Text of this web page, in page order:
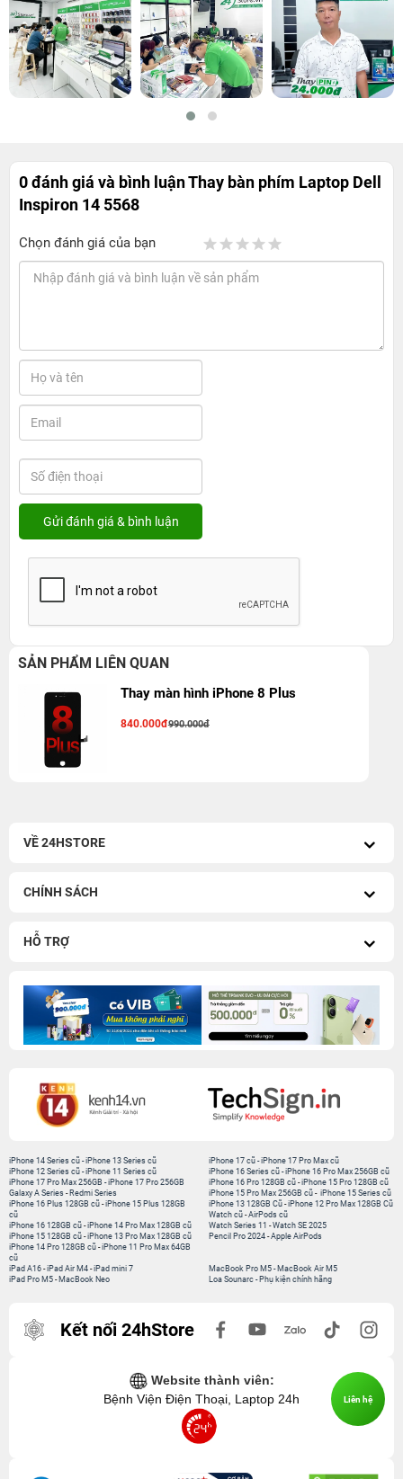
0 đánh giá và bình luậnThay bàn phím Laptop Dell
Inspiron 14 5568
Chọn đánh giá của bạn
SẢN PHẨM LIÊN QUAN
Thay màn hình iPhone 8 Plus
840.000đ990.000đ
VỀ 24HSTORE
CHÍNH SÁCH
HỖ TRỢ
iPhone 14 Series cũ -iPhone 13 Series cũ
iPhone 12 Series cũ -iPhone 11 Series cũ
iPhone 17 Pro Max 256GB -iPhone 17 Pro 256GB
Galaxy A Series - Redmi Series
iPhone 17 cũ-iPhone 17 Pro Max cũ
iPhone 16 Series cũ- iPhone 16 Pro Max 256GB cũ
iPhone 16 Pro 128GB cũ-iPhone 15 Pro 128GB cũ
iPhone 15 Pro Max 256GB cũ- iPhone 15 Series cũ
iPhone 16 Plus 128GB cũ -iPhone 15 Plus 128GB
cũ
iPhone 16 128GB cũ -iPhone 14 Pro Max 128GB cũ
iPhone 15 128GB cũ -iPhone 13 Pro Max 128GB cũ
iPhone 14 Pro 128GB cũ -iPhone 11 Pro Max 64GB
cũ
iPhone 13 128GB Cũ-iPhone 12 Pro Max 128GB Cũ
Watch cũ-AirPods cũ
Watch Series 11 -Watch SE 2025
Pencil Pro 2024-Apple AirPods
iPad A16 -iPad Air M4 -iPad mini 7
iPad Pro M5 - MacBook Neo
MacBook Pro M5- MacBook Air M5
Loa Sounarc- Phụ kiện chính hãng
Kết nối 24hStore
Website thành viên:
Bệnh Viện Điện Thoại, Laptop 24h
Liên hệ